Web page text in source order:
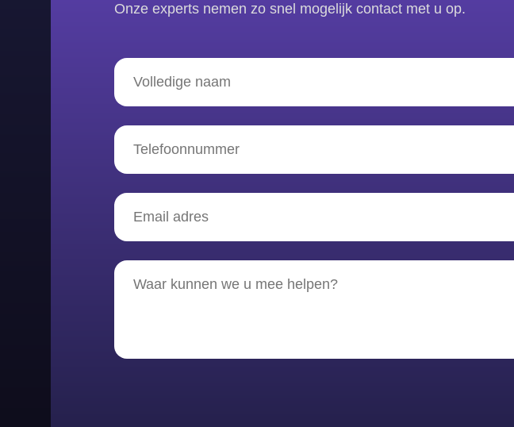
Onze experts nemen zo snel mogelijk contact met u op.